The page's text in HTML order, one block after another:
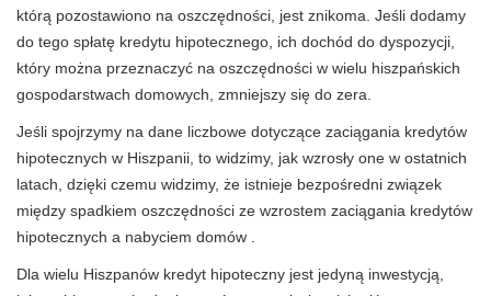
którą pozostawiono na oszczędności, jest znikoma. Jeśli dodamy
do tego spłatę kredytu hipotecznego, ich dochód do dyspozycji,
który można przeznaczyć na oszczędności w wielu hiszpańskich
gospodarstwach domowych, zmniejszy się do zera.
Jeśli spojrzymy na dane liczbowe dotyczące zaciągania kredytów
hipotecznych w Hiszpanii, to widzimy, jak wzrosły one w ostatnich
latach, dzięki czemu widzimy, że istnieje bezpośredni związek
między spadkiem oszczędności ze wzrostem zaciągania kredytów
hipotecznych a nabyciem domów .
Dla wielu Hiszpanów kredyt hipoteczny jest jedyną inwestycją,